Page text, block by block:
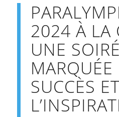
2024 À LA
UNE
MARQUÉE
SUCCÈS ET